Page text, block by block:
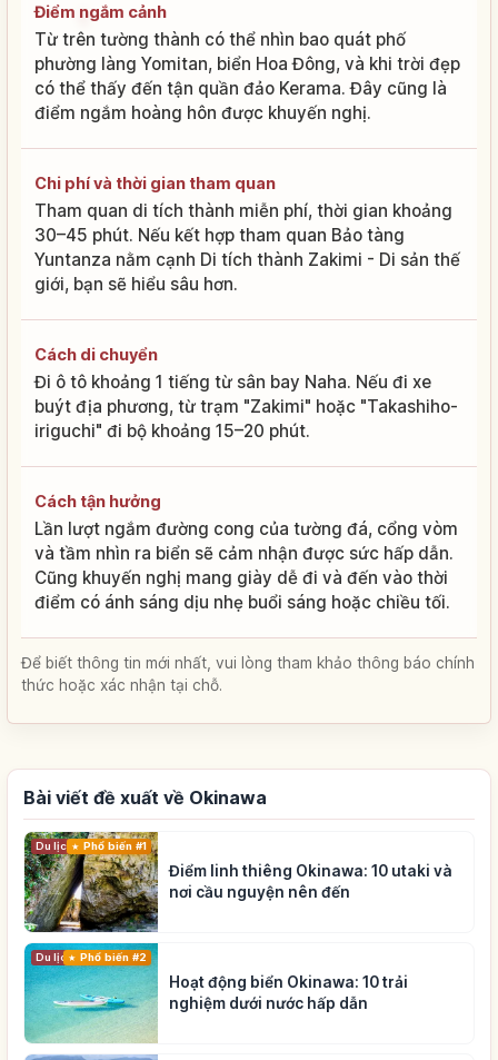
Điểm ngắm cảnh
Từ trên tường thành có thể nhìn bao quát phố
phường làng Yomitan, biển Hoa Đông, và khi trời đẹp
có thể thấy đến tận quần đảo Kerama. Đây cũng là
điểm ngắm hoàng hôn được khuyến nghị.
Chi phí và thời gian tham quan
Tham quan di tích thành miễn phí, thời gian khoảng
30–45 phút. Nếu kết hợp tham quan Bảo tàng
Yuntanza nằm cạnh Di tích thành Zakimi - Di sản thế
giới, bạn sẽ hiểu sâu hơn.
Cách di chuyển
Đi ô tô khoảng 1 tiếng từ sân bay Naha. Nếu đi xe
buýt địa phương, từ trạm "Zakimi" hoặc "Takashiho-
iriguchi" đi bộ khoảng 15–20 phút.
Cách tận hưởng
Lần lượt ngắm đường cong của tường đá, cổng vòm
và tầm nhìn ra biển sẽ cảm nhận được sức hấp dẫn.
Cũng khuyến nghị mang giày dễ đi và đến vào thời
điểm có ánh sáng dịu nhẹ buổi sáng hoặc chiều tối.
Để biết thông tin mới nhất, vui lòng tham khảo thông báo chính
thức hoặc xác nhận tại chỗ.
Bài viết đề xuất về Okinawa
Du lịch Phổ biến #1
Điểm linh thiêng Okinawa: 10 utaki và
nơi cầu nguyện nên đến
Du lịch Phổ biến #2
Hoạt động biển Okinawa: 10 trải
nghiệm dưới nước hấp dẫn